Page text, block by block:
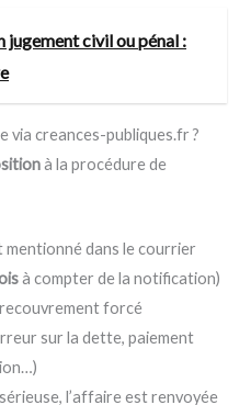
jugement civil ou pénal :
via creances-publiques.fr ?
à la procédure de
mentionné dans le courrier
à compter de la notification)
recouvrement forcé
sur la dette, paiement
l’affaire est renvoyée